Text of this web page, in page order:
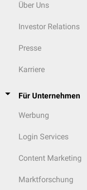
Über Uns
Investor Relations
Presse
Karriere
Für Unternehmen
Werbung
Login Services
Content Marketing
Marktforschung